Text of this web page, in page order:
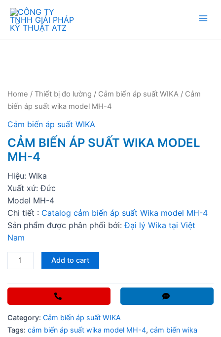
Home / Thiết bị đo lường / Cảm biến áp suất WIKA / Cảm
biến áp suất wika model MH-4
Cảm biến áp suất WIKA
CẢM BIẾN ÁP SUẤT WIKA MODEL
MH-4
Hiệu: Wika
Xuất xứ: Đức
Model MH-4
Chi tiết : Catalog cảm biến áp suất Wika model MH-4
Sản phẩm được phân phối bởi:Đại lý Wika tại Việt
Nam
Cảm
biến
áp
wika
model
MH-
Add to cart
Category: Cảm biến áp suất WIKA
Tags: cảm biến áp suất wika model MH-4, cảm biến wika